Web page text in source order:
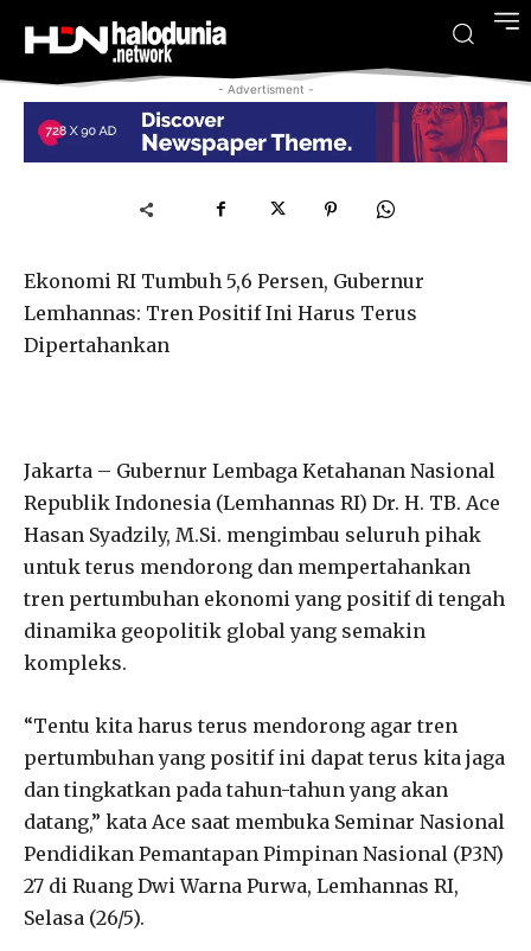
- Advertisment -
Ekonomi RI Tumbuh 5,6 Persen, Gubernur
Lemhannas: Tren Positif Ini Harus Terus
Dipertahankan
Jakarta – Gubernur Lembaga Ketahanan Nasional
Republik Indonesia (Lemhannas RI) Dr. H. TB. Ace
Hasan Syadzily, M.Si. mengimbau seluruh pihak
untuk terus mendorong dan mempertahankan
tren pertumbuhan ekonomi yang positif di tengah
dinamika geopolitik global yang semakin
kompleks.
“Tentu kita harus terus mendorong agar tren
pertumbuhan yang positif ini dapat terus kita jaga
dan tingkatkan pada tahun-tahun yang akan
datang,” kata Ace saat membuka Seminar Nasional
Pendidikan Pemantapan Pimpinan Nasional (P3N)
27 di Ruang Dwi Warna Purwa, Lemhannas RI,
Selasa (26/5).